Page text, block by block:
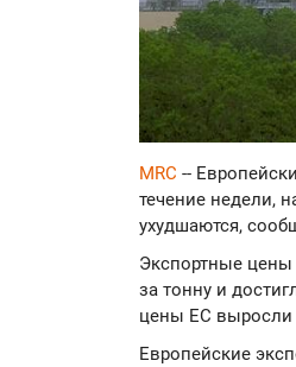
MRC --
течение недели,
ухудшаются,
Экспортные цены
за тонну и
цены ЕС выросли
Европейские